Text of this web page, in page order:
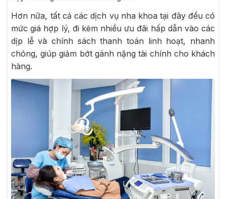
Hơn nữa, tất cả các dịch vụ nha khoa tại đây đều có
mức giá hợp lý, đi kèm nhiều ưu đãi hấp dẫn vào các
dịp lễ và chính sách thanh toán linh hoạt, nhanh
chóng, giúp giảm bớt gánh nặng tài chính cho khách
hàng.